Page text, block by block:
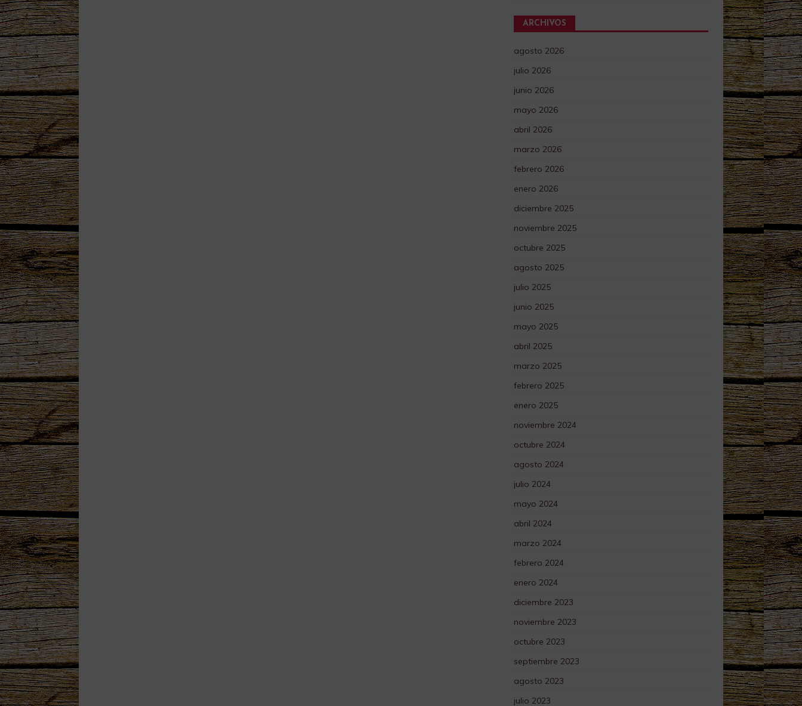
ARCHIVOS
agosto 2026
julio 2026
junio 2026
mayo 2026
abril 2026
marzo 2026
febrero 2026
enero 2026
diciembre 2025
noviembre 2025
octubre 2025
agosto 2025
julio 2025
junio 2025
mayo 2025
abril 2025
marzo 2025
febrero 2025
enero 2025
noviembre 2024
octubre 2024
agosto 2024
julio 2024
mayo 2024
abril 2024
marzo 2024
febrero 2024
enero 2024
diciembre 2023
noviembre 2023
octubre 2023
septiembre 2023
agosto 2023
julio 2023